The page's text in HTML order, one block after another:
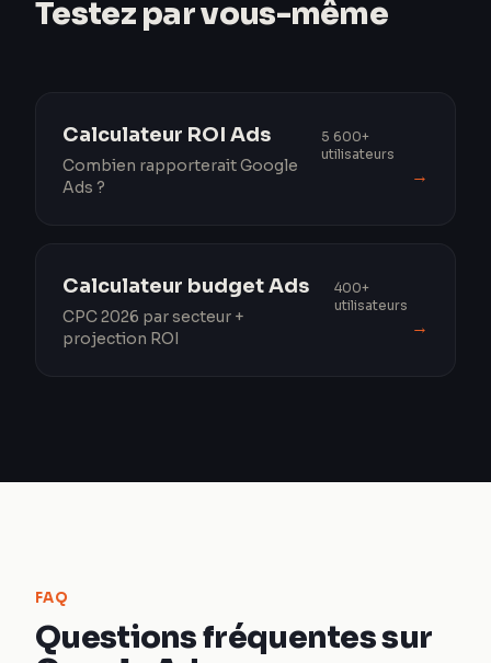
Testez par vous-même
Calculateur ROI Ads
Combien rapporterait Google
Ads ?
5 600+
utilisateurs
→
Calculateur budget Ads
CPC 2026 par secteur +
projection ROI
400+
utilisateurs
→
FAQ
Questions fréquentes sur